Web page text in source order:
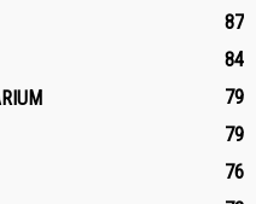
87
84
79
79
76